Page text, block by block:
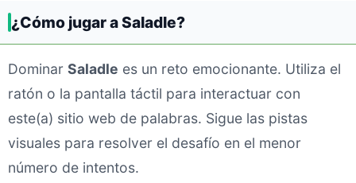
¿Cómo jugar a Saladle?
Dominar Saladle es un reto emocionante. Utiliza el
ratón o la pantalla táctil para interactuar con
este(a) sitio web de palabras. Sigue las pistas
visuales para resolver el desafío en el menor
número de intentos.